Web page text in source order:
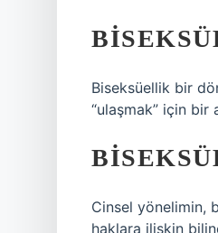
Biseksüellik bir
“ulaşmak” için bir
Cinsel yönelimin,
haklara ilişkin